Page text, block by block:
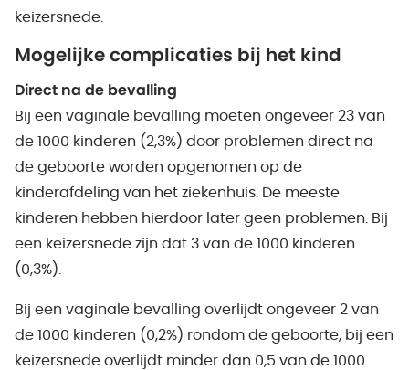
keizersnede.
Mogelijke complicaties bij het kind
Direct na de bevalling
Bij een vaginale bevalling moeten ongeveer 23 van
de 1000 kinderen (2,3%) door problemen direct na
de geboorte worden opgenomen op de
kinderafdeling van het ziekenhuis. De meeste
kinderen hebben hierdoor later geen problemen. Bij
een keizersnede zijn dat 3 van de 1000 kinderen
(0,3%).
Bij een vaginale bevalling overlijdt ongeveer 2 van
de 1000 kinderen (0,2%) rondom de geboorte, bij een
keizersnede overlijdt minder dan 0,5 van de 1000